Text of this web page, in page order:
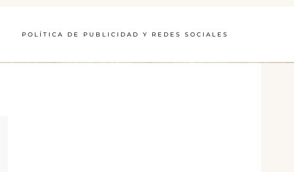
POLÍTICA DE PUBLICIDAD Y REDES SOCIALES